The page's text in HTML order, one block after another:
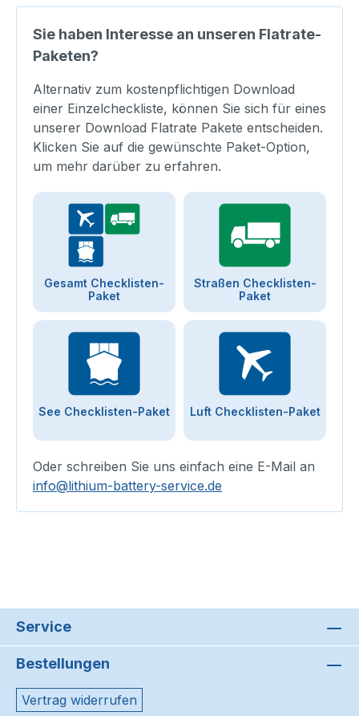
Sie haben Interesse an unseren Flatrate-
Paketen?
Alternativ zum kostenpflichtigen Download
einer Einzelcheckliste, können Sie sich für eines
unserer Download Flatrate Pakete entscheiden.
Klicken Sie auf die gewünschte Paket-Option,
um mehr darüber zu erfahren.
Gesamt Checklisten-
Paket
Straßen Checklisten-
Paket
See Checklisten-Paket Luft Checklisten-Paket
Oder schreiben Sie uns einfach eine E-Mail an
info@lithium-battery-service.de
Service
Bestellungen
Vertrag widerrufen